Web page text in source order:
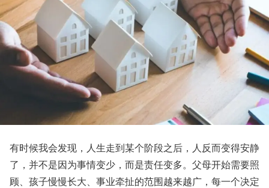
有时候我会发现，人生走到某个阶段之后，人反而变得安静
了，并不是因为事情变少，而是责任变多。父母开始需要照
顾、孩子慢慢长大、事业牵扯的范围越来越广，每一个决定